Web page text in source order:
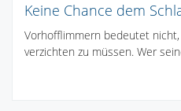
Keine Chance dem
Vorhofflimmern bedeutet
verzichten zu müssen. Wer